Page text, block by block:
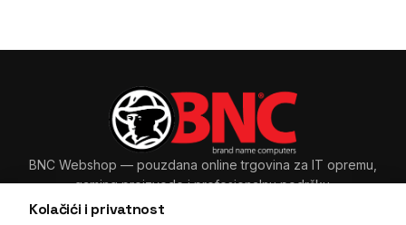
Kolačići i privatnost
BNC Webshop — pouzdana online trgovina za IT opremu,
gaming proizvode i profesionalnu podršku.